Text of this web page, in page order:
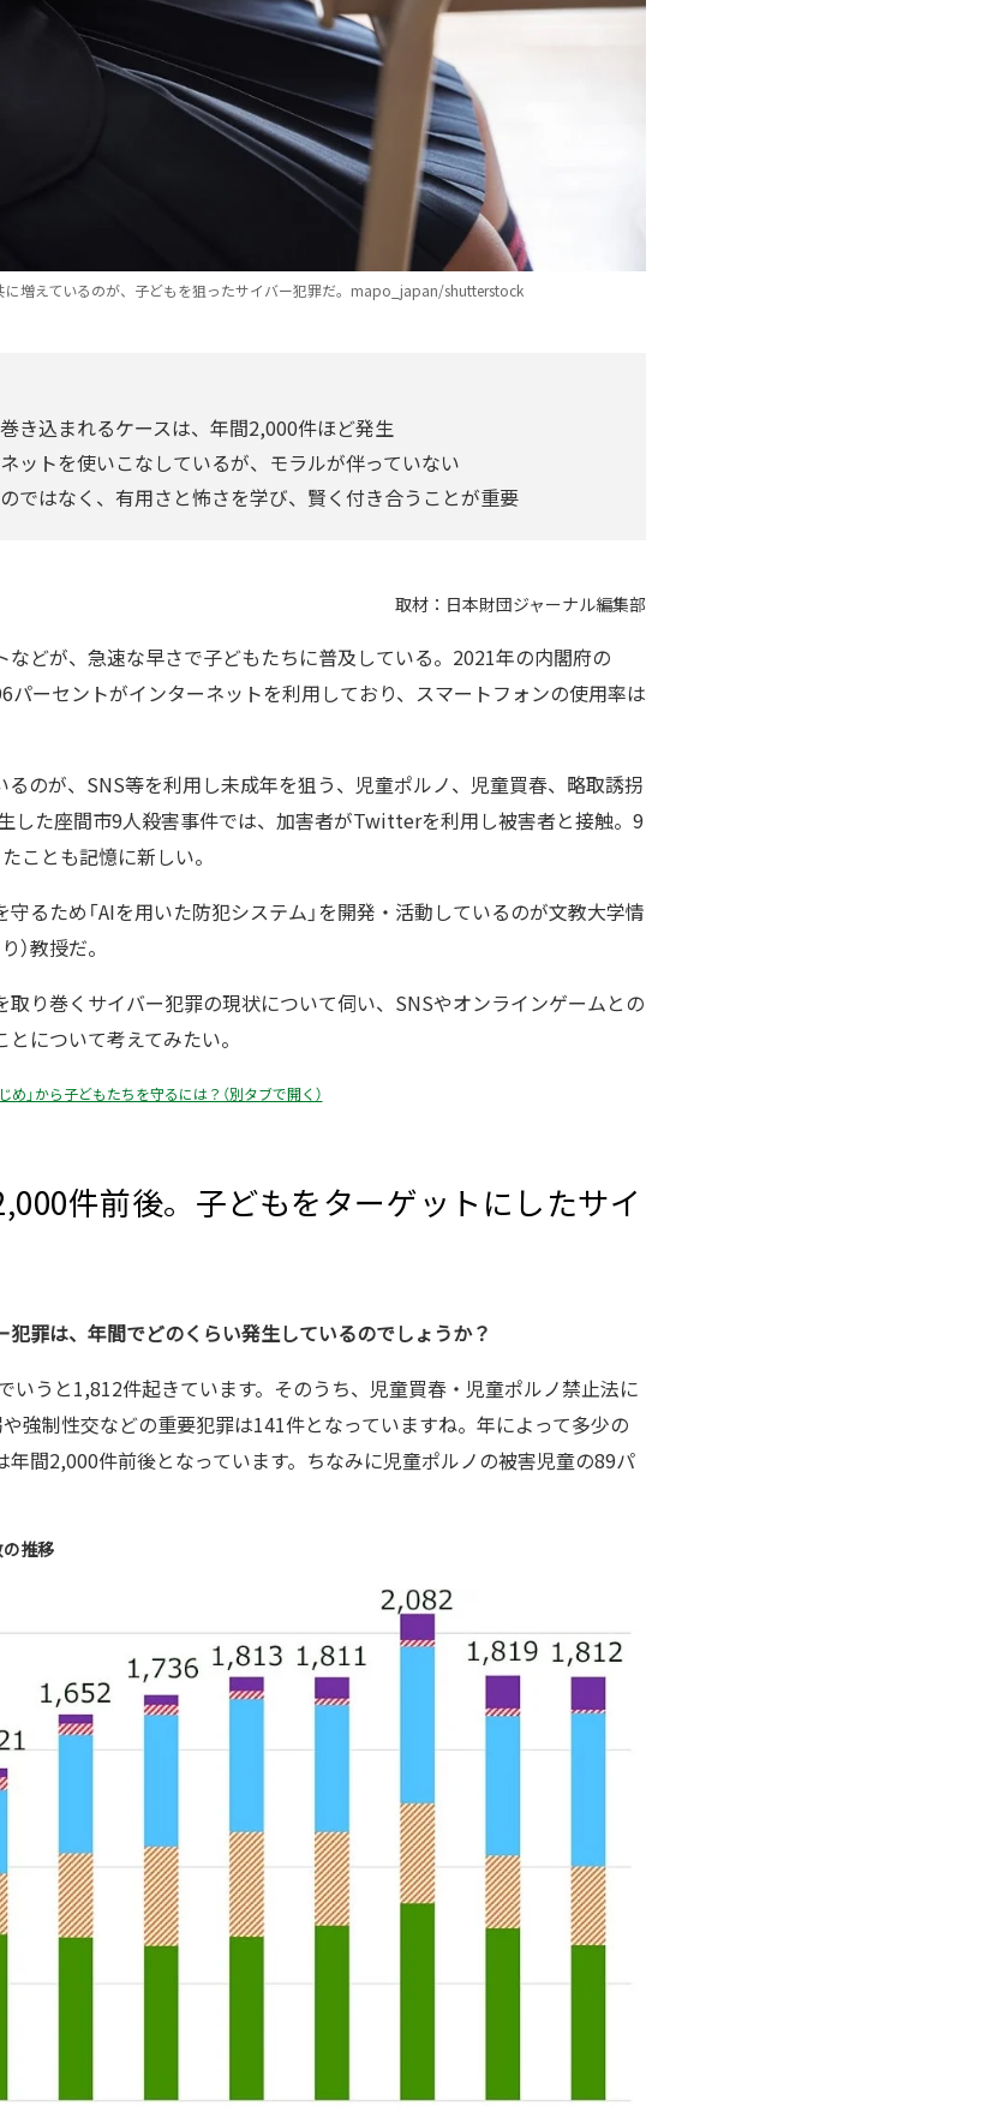
増えているのが、子どもを狙ったサイバー犯罪だ。mapo_japan/shutterstock
き込まれるケースは、年間2,000件ほど発生
ットを使いこなしているが、モラルが伴っていない
ではなく、有用さと怖さを学び、賢く付き合うことが重要
取材：日本財団ジャーナル編集部
どが、急速な早さで子どもたちに普及している。2021年の内閣府の
パーセントがインターネットを利用しており、スマートフォンの使用率は
のが、SNS等を利用し未成年を狙う、児童ポルノ、児童買春、略取誘拐
した座間市9人殺害事件では、加害者がTwitterを利用し被害者と接触。9
ことも記憶に新しい。
るため「AIを用いた防犯システム」を開発・活動しているのが文教大学情
教授だ。
り巻くサイバー犯罪の現状について伺い、SNSやオンラインゲームとの
について考えてみたい。
め」から子どもたちを守るには？（別タブで開く）
件前後。子どもをターゲットにしたサイ
犯罪は、年間でどのくらい発生しているのでしょうか？
いうと1,812件起きています。そのうち、児童買春・児童ポルノ禁止法に
強制性交などの重要犯罪は141件となっていますね。年によって多少の
間2,000件前後となっています。ちなみに児童ポルノの被害児童の89パ
推移